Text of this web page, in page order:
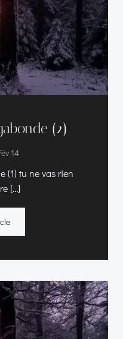
(2)
14
(1) tu ne vas rien
[…]